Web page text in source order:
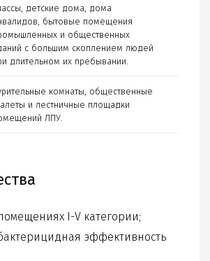
детские дома, дома
бытовые помещения
и общественных
с большим скоплением людей
длительном их пребывании.
комнаты, общественные
и лестничные площадки
ЛПУ.
I-V категории;
эффективность